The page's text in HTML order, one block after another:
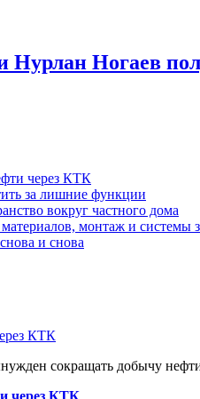
Нурлан Ногаев
через КТК
за лишние функции
вокруг частного дома
монтаж и системы
и снова
КТК
сокращать добычу
через КТК